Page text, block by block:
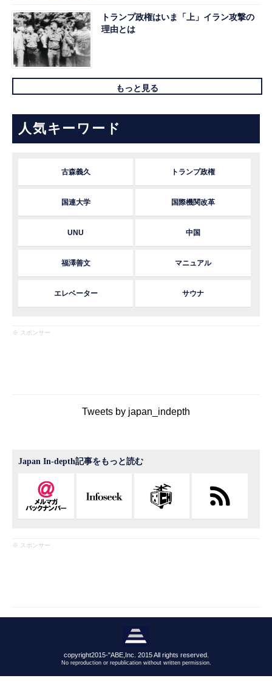
トランプ政権はいま「上」イラン攻撃の
理由とは
もっと見る
人気キーワード
古森義久 トランプ政権
国連大学 国際機関改革
UNU 中国
福澤善文 マニュアル
エレベーター サウナ
※ スポンサー
Tweets by japan_indepth
Japan In-depth記事をもっと読む
※ スポンサー
copyright2015-"ABE,Inc. 2015 All rights reserved.
No reproduction or republication without written permission.